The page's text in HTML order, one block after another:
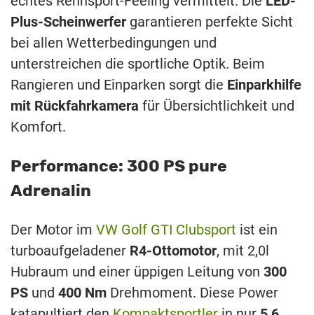
Plus-Scheinwerfer garantieren perfekte Sicht
bei allen Wetterbedingungen und
unterstreichen die sportliche Optik. Beim
Rangieren und Einparken sorgt die Einparkhilfe
mit Rückfahrkamera für Übersichtlichkeit und
Komfort.
Performance: 300 PS pure
Adrenalin
Der Motor im VW Golf GTI Clubsport ist ein
turboaufgeladener R4-Ottomotor, mit 2,0l
Hubraum und einer üppigen Leitung von 300
PS und 400 Nm Drehmoment. Diese Power